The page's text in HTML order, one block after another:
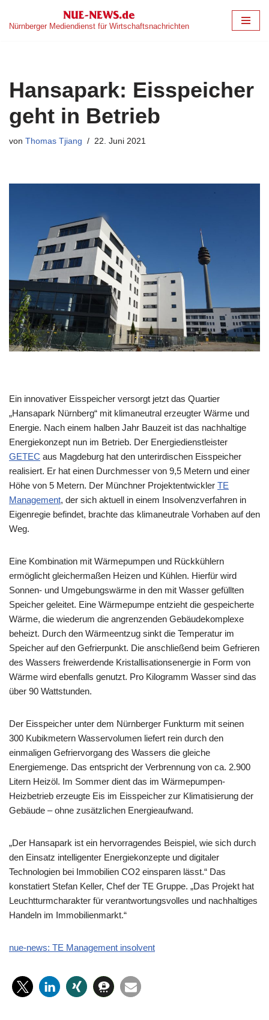
Zum
Nürnberger Mediendienst für Wirtschaftsnachrichten
Hansapark: Eisspeicher
geht in Betrieb
von Thomas Tjiang 22. Juni 2021
Ein innovativer Eisspeicher versorgt jetzt das Quartier
„Hansapark Nürnberg“ mit klimaneutral erzeugter Wärme und
Energie. Nach einem halben Jahr Bauzeit ist das nachhaltige
Energiekonzept nun im Betrieb. Der Energiedienstleister
GETEC aus Magdeburg hat den unterirdischen Eisspeicher
realisiert. Er hat einen Durchmesser von 9,5 Metern und einer
Höhe von 5 Metern. Der Münchner Projektentwickler TE
Management, der sich aktuell in einem Insolvenzverfahren in
Eigenregie befindet, brachte das klimaneutrale Vorhaben auf den
Weg.
Eine Kombination mit Wärmepumpen und Rückkühlern
ermöglicht gleichermaßen Heizen und Kühlen. Hierfür wird
Sonnen- und Umgebungswärme in den mit Wasser gefüllten
Speicher geleitet. Eine Wärmepumpe entzieht die gespeicherte
Wärme, die wiederum die angrenzenden Gebäudekomplexe
beheizt. Durch den Wärmeentzug sinkt die Temperatur im
Speicher auf den Gefrierpunkt. Die anschließend beim Gefrieren
des Wassers freiwerdende Kristallisationsenergie in Form von
Wärme wird ebenfalls genutzt. Pro Kilogramm Wasser sind das
über 90 Wattstunden.
Der Eisspeicher unter dem Nürnberger Funkturm mit seinen
300 Kubikmetern Wasservolumen liefert rein durch den
einmaligen Gefriervorgang des Wassers die gleiche
Energiemenge. Das entspricht der Verbrennung von ca. 2.900
Litern Heizöl. Im Sommer dient das im Wärmepumpen-
Heizbetrieb erzeugte Eis im Eisspeicher zur Klimatisierung der
Gebäude – ohne zusätzlichen Energieaufwand. ​​​​​​​
„Der Hansapark ist ein hervorragendes Beispiel, wie sich durch
den Einsatz intelligenter Energiekonzepte und digitaler
Technologien bei Immobilien CO2 einsparen lässt.“ Das
konstatiert Stefan Keller, Chef der TE Gruppe. „Das Projekt hat
Leuchtturmcharakter für verantwortungsvolles und nachhaltiges
Handeln im Immobilienmarkt.“
nue-news: TE Management insolvent